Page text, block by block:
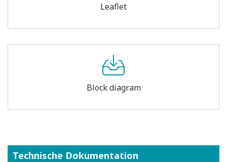
Leaflet
Block diagram
Technische Dokumentation